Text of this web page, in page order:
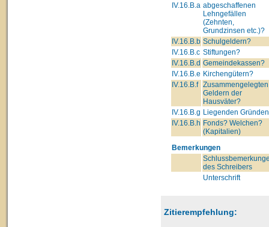
IV.16.B.a abgeschaffenen
Lehngefällen
(Zehnten,
Grundzinsen etc.)?
IV.16.B.b Schulgeldern?
IV.16.B.c Stiftungen?
IV.16.B.d Gemeindekassen?
IV.16.B.e Kirchengütern?
IV.16.B.f Zusammengelegten
Geldern der
Hausväter?
IV.16.B.g Liegenden
IV.16.B.h Fonds? Welchen?
(Kapitalien)
Bemerkungen
des Schreibers
Unterschrift
Zitierempfehlung: